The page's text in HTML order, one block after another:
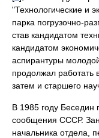
"Технологические и
парка погрузочно-
став кандидатом
кандидатом
аспирантуры
продолжал
затем и старшего
В 1985 году Беседин
сообщения СССР.
начальника отдела,